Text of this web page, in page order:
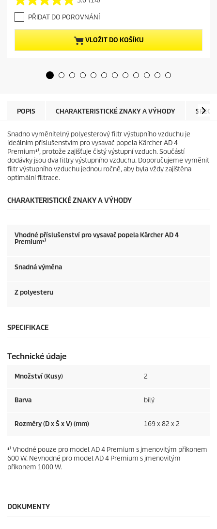
e
n
t
p
e
5
.
0
z
h
e
1
4
r
e
c
e
z
í
PŘIDAT DO POROVNÁNÍ
VLOŽIT DO KOŠÍKU
POPIS CHARAKTERISTICKÉ ZNAKY A VÝHODY
Snadno vyměnitelný polyesterový filtr výstupního vzduchu je
ideálním příslušenstvím pro vysavač popela Kärcher AD 4
Premium¹⁾, protože zajišťuje čistý výstupní vzduch. Součástí
dodávky jsou dva filtry výstupního vzduchu. Doporučujeme vyměnit
filtr výstupního vzduchu jednou ročně, aby byla vždy zajištěna
optimální filtrace.
CHARAKTERISTICKÉ ZNAKY A VÝHODY
Vhodné příslušenství pro vysavač popela Kärcher AD 4
Premium¹⁾
Snadná výměna
Z polyesteru
SPECIFIKACE
Technické údaje
Množství (Kusy) 2
Barva bílý
Rozměry (D x Š x V) (mm) 169 x 82 x 2
¹⁾ Vhodné pouze pro model AD 4 Premium s jmenovitým příkonem
600 W. Nevhodné pro model AD 4 Premium s jmenovitým
příkonem 1000 W.
DOKUMENTY